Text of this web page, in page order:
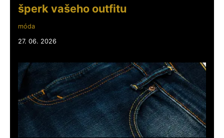
šperk vašeho outfitu
móda
27. 06. 2026